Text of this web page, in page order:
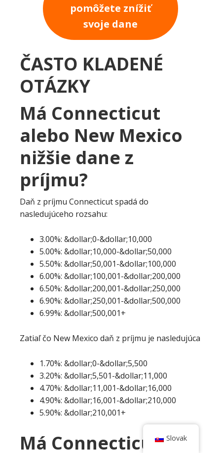
pomôžete znížiť
svoje dane
ČASTO KLADENÉ
OTÁZKY
Má Connecticut
alebo New Mexico
nižšie dane z
príjmu?
Daň z príjmu Connecticut spadá do
nasledujúceho rozsahu:
3.00%: &dollar;0-&dollar;10,000
5.00%: &dollar;10,000-&dollar;50,000
5.50%: &dollar;50,001-&dollar;100,000
6.00%: &dollar;100,001-&dollar;200,000
6.50%: &dollar;200,001-&dollar;250,000
6.90%: &dollar;250,001-&dollar;500,000
6.99%: &dollar;500,001+
Zatiaľ čo New Mexico daň z príjmu je nasledujúca
1.70%: &dollar;0-&dollar;5,500
3.20%: &dollar;5,501-&dollar;11,000
4.70%: &dollar;11,001-&dollar;16,000
4.90%: &dollar;16,001-&dollar;210,000
5.90%: &dollar;210,001+
Má Connecticut
Slovak